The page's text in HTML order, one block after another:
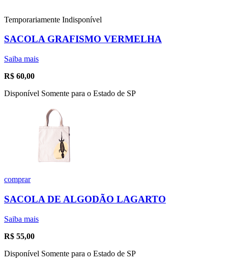
Temporariamente Indisponível
SACOLA GRAFISMO VERMELHA
Saiba mais
R$ 60,00
Disponível Somente para o Estado de SP
comprar
SACOLA DE ALGODÃO LAGARTO
Saiba mais
R$ 55,00
Disponível Somente para o Estado de SP